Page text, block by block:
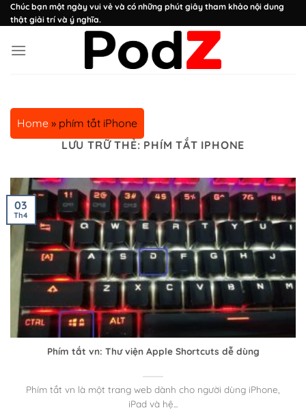
Chuyển
đến
dung
Chúc bạn một ngày vui vẻ và có những phút giây tham khảo nội dung
thật giải trí và ý nghĩa.
Home » phím tắt iPhone
LƯU TRỮ THẺ: PHÍM TẮT IPHONE
Phím tắt vn: Thư viện Apple Shortcuts dễ dùng
Phím tắt vn là một trang web dành cho người dùng iPhone,
iPad và hệ...
03
Th4